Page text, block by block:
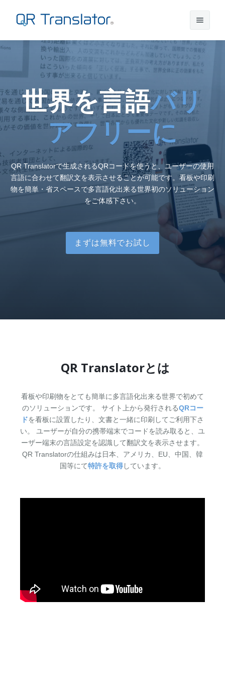
サインイン
アカウントを作成
QR Translatorについて
機能
プラン
本番利用までの流れ
資料ダウンロード
実績
実績一覧
インタビュー
ニュース
プレスリリース
アップデート情報
サポート
世界を言語バリ
アフリーに
QR Translatorで生成されるQRコードを使うと、ユーザーの使用
言語に合わせて翻訳文を表示させることが可能です。看板や印刷
物を簡単・省スペースで多言語化出来る世界初のソリューション
をご体感下さい。
まずは無料でお試し
QR Translatorとは
看板や印刷物をとても簡単に多言語化出来る世界で初めて
のソリューションです。 サイト上から発行されるQRコー
ドを看板に設置したり、文書と一緒に印刷してご利用下さ
い。 ユーザーが自分の携帯端末でコードを読み取ると、ユ
ーザー端末の言語設定を認識して翻訳文を表示させます。
QR Translatorの仕組みは日本、アメリカ、EU、中国、韓
国等にて特許を取得しています。